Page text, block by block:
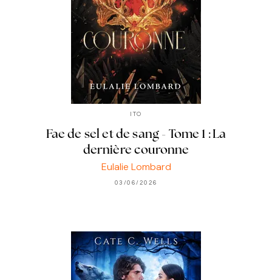
ITO
Fae de sel et de sang - Tome 1 : La
dernière couronne
Eulalie Lombard
03/06/2026